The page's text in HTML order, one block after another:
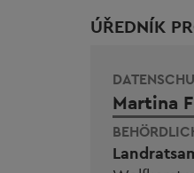
ÚŘEDNÍK
Martina